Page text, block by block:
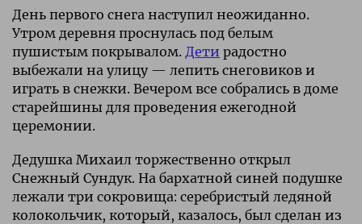
День первого снега наступил неожиданно.
Утром деревня проснулась под белым
пушистым покрывалом. Дети радостно
выбежали на улицу — лепить снеговиков и
играть в снежки. Вечером все собрались в доме
старейшины для проведения ежегодной
церемонии.
Дедушка Михаил торжественно открыл
Снежный Сундук. На бархатной синей подушке
лежали три сокровища: серебристый ледяной
колокольчик, который, казалось, был сделан из